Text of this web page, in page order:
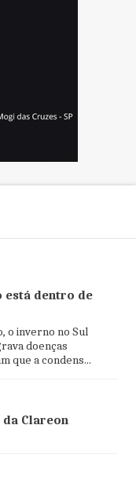
está dentro de
o inverno no Sul
doenças
que a condens...
Clareon